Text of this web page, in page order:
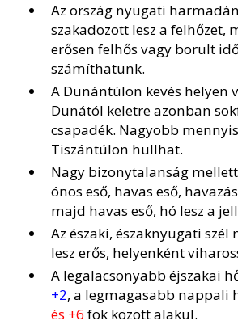
Az ország nyugati
szakadozott lesz a felhőzet,
erősen felhős vagy borult
számíthatunk.
A Dunántúlon kevés helyen
Dunától keletre azonban
csapadék. Nagyobb
Tiszántúlon hullhat.
Nagy bizonytalanság
ónos eső, havas eső,
majd havas eső, hó lesz a
Az északi, északnyugati szél
lesz erős, helyenként
A legalacsonyabb éjszakai
+2, a legmagasabb nappali
és +6 fok között alakul.